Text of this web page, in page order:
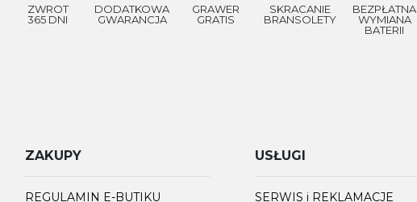
ZWROT
365 DNI
DODATKOWA
GWARANCJA
GRAWER
GRATIS
SKRACANIE
BRANSOLETY
BEZPŁATNA
WYMIANA
BATERII
ZAKUPY
REGULAMIN E-BUTIKU
USŁUGI
SERWIS i REKLAMACJE